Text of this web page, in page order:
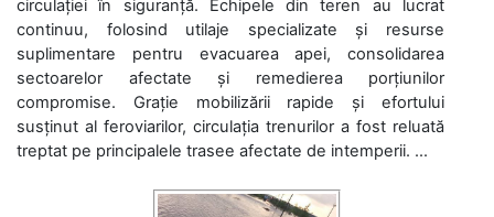
circulației în siguranță. Echipele din teren au lucrat
continuu, folosind utilaje specializate și resurse
suplimentare pentru evacuarea apei, consolidarea
sectoarelor afectate și remedierea porțiunilor
compromise. Grație mobilizării rapide și efortului
susținut al feroviarilor, circulația trenurilor a fost reluată
treptat pe principalele trasee afectate de intemperii. ...